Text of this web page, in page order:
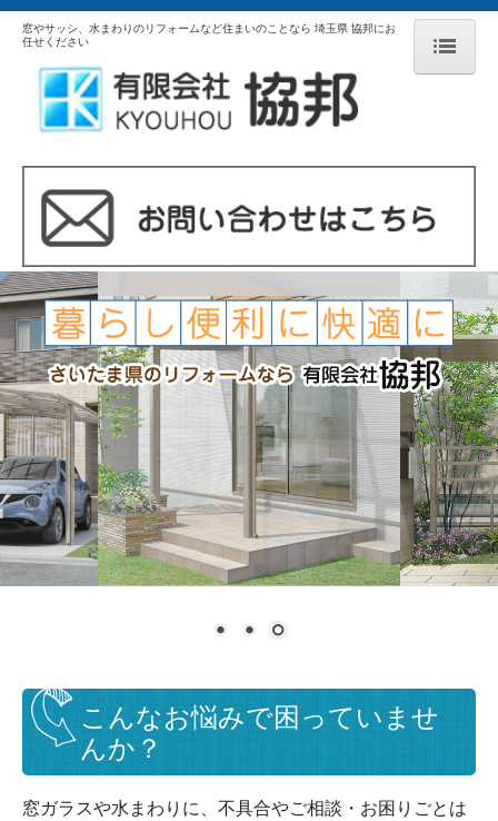
ホーム
製品紹介
場所別リフォーム
防犯対策
修理修繕
施工事例
玄関・窓まわり事例
水まわり事例
外まわり事例
会社情報
無料見積もり・お問合せ
窓やサッシ、水まわりのリフォームなど住まいのことなら 埼玉県 協邦にお
任せください
こんなお悩みで困っていませ
んか？
窓ガラスや水まわりに、不具合やご相談・お困りごとは